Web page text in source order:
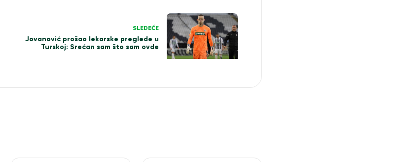
SLEDEĆE
Jovanović prošao lekarske preglede u
Turskoj: Srećan sam što sam ovde